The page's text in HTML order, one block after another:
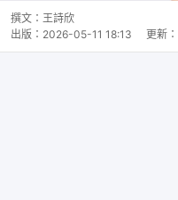
撰文： 王詩欣
出版： 2026-05-11 18:13 更新：